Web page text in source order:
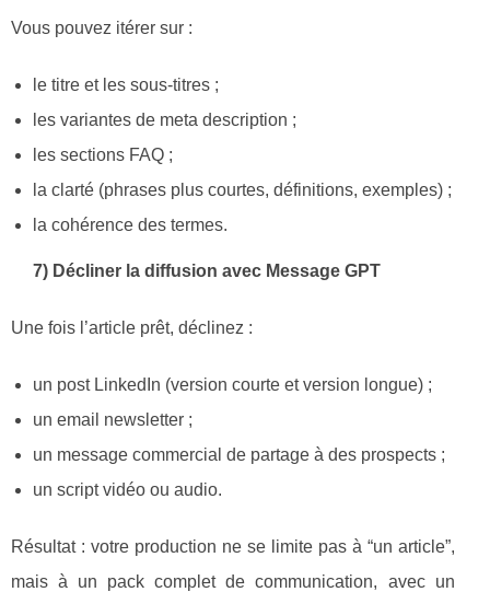
Vous pouvez itérer sur :
le titre et les sous-titres ;
les variantes de meta description ;
les sections FAQ ;
la clarté (phrases plus courtes, définitions, exemples) ;
la cohérence des termes.
7) Décliner la diffusion avec Message GPT
Une fois l’article prêt, déclinez :
un post LinkedIn (version courte et version longue) ;
un email newsletter ;
un message commercial de partage à des prospects ;
un script vidéo ou audio.
Résultat : votre production ne se limite pas à “un article”,
mais à un pack complet de communication, avec un